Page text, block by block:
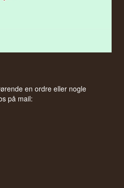
en ordre eller nogle
på mail: